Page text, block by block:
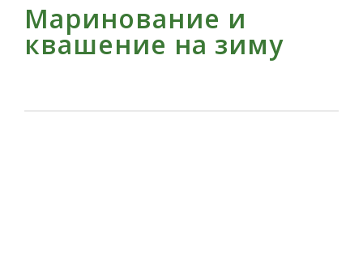
Маринование и
квашение на зиму